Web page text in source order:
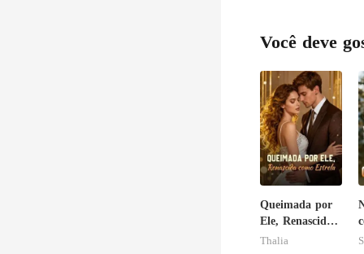
Você deve
Queimada por
Ele, Renascida
como Estrela
Thalia